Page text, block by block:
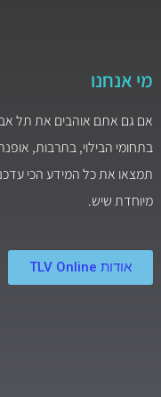
מי אנחנו
אם גם אתם אוהבים את תל
בתחומי הבילוי, בתרבות,
תמצאו את כל המידע הכי
מיוחדת שיש.
אודות TLV Online